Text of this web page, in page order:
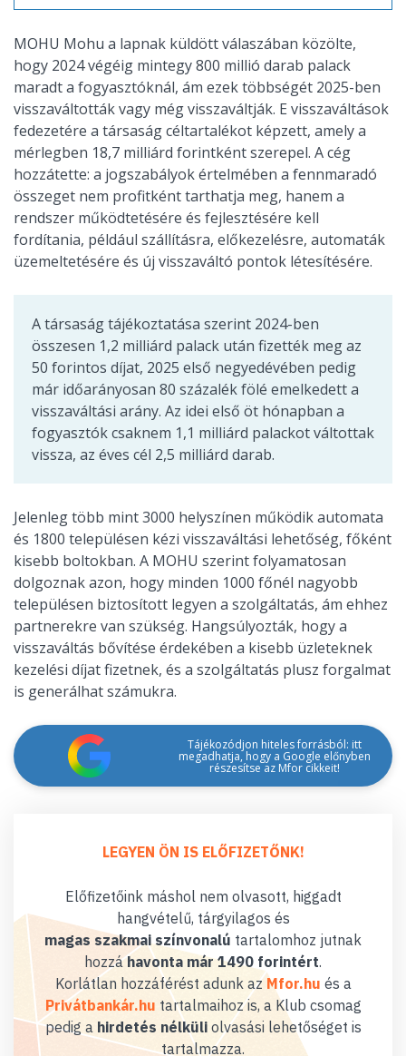
MOHU Mohu a lapnak küldött válaszában közölte,
hogy 2024 végéig mintegy 800 millió darab palack
maradt a fogyasztóknál, ám ezek többségét 2025-ben
visszaváltották vagy még visszaváltják. E visszaváltások
fedezetére a társaság céltartalékot képzett, amely a
mérlegben 18,7 milliárd forintként szerepel. A cég
hozzátette: a jogszabályok értelmében a fennmaradó
összeget nem profitként tarthatja meg, hanem a
rendszer működtetésére és fejlesztésére kell
fordítania, például szállításra, előkezelésre, automaták
üzemeltetésére és új visszaváltó pontok létesítésére.
A társaság tájékoztatása szerint 2024-ben
összesen 1,2 milliárd palack után fizették meg az
50 forintos díjat, 2025 első negyedévében pedig
már időarányosan 80 százalék fölé emelkedett a
visszaváltási arány. Az idei első öt hónapban a
fogyasztók csaknem 1,1 milliárd palackot váltottak
vissza, az éves cél 2,5 milliárd darab.
Jelenleg több mint 3000 helyszínen működik automata
és 1800 településen kézi visszaváltási lehetőség, főként
kisebb boltokban. A MOHU szerint folyamatosan
dolgoznak azon, hogy minden 1000 főnél nagyobb
településen biztosított legyen a szolgáltatás, ám ehhez
partnerekre van szükség. Hangsúlyozták, hogy a
visszaváltás bővítése érdekében a kisebb üzleteknek
kezelési díjat fizetnek, és a szolgáltatás plusz forgalmat
is generálhat számukra.
Tájékozódjon hiteles forrásból: itt
megadhatja, hogy a Google előnyben
részesítse az Mfor cikkeit!
LEGYEN ÖN IS ELŐFIZETŐNK!
Előfizetőink máshol nem olvasott, higgadt
hangvételű, tárgyilagos és
magas szakmai színvonalú tartalomhoz jutnak
hozzáhavonta már 1490 forintért.
Korlátlan hozzáférést adunk az Mfor.hu és a
Privátbankár.hu tartalmaihoz is, a Klub csomag
pedig a hirdetés nélküliolvasási lehetőséget is
tartalmazza.